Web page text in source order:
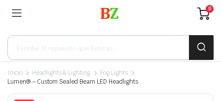
0
Búsqueda
productos
Inicio Headlights & Lighting
Fog Lights
Lumen® – Custom Sealed Beam LED Headlights